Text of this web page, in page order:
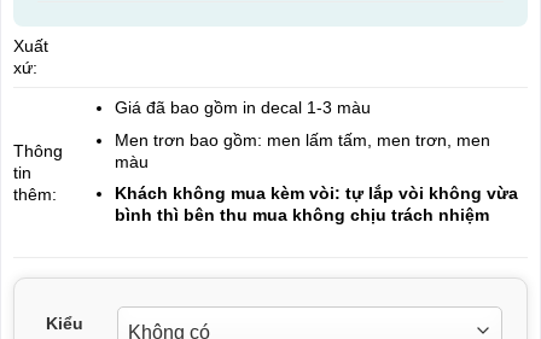
Xuất
xứ:
Thông
tin
thêm:
Giá đã bao gồm in decal 1-3 màu
Men trơn bao gồm: men lấm tấm, men trơn, men
màu
Khách không mua kèm vòi: tự lắp vòi không vừa
bình thì bên thu mua không chịu trách nhiệm
Kiểu